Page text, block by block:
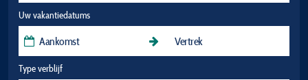
Uw vakantiedatums
Type verblijf